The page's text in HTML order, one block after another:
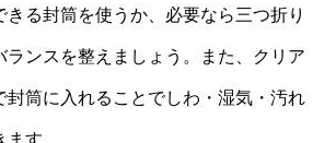
きる封筒を使うか、必要なら三つ折り
ランスを整えましょう。また、クリア
封筒に入れることでしわ・湿気・汚れ
す。